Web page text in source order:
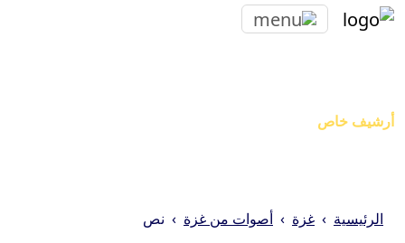
أرشيف خاص
الرئيسية غزة أصوات من غزة نص